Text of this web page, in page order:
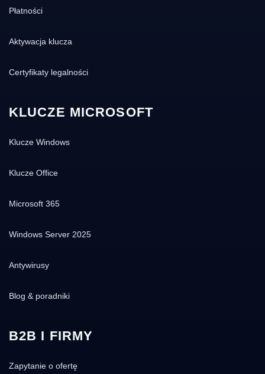
Płatności
Aktywacja klucza
Certyfikaty legalności
KLUCZE MICROSOFT
Klucze Windows
Klucze Office
Microsoft 365
Windows Server 2025
Antywirusy
Blog & poradniki
B2B I FIRMY
Zapytanie o ofertę